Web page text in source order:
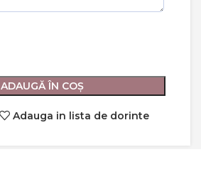
ADAUGĂ ÎN COȘ
Adauga in lista de dorinte